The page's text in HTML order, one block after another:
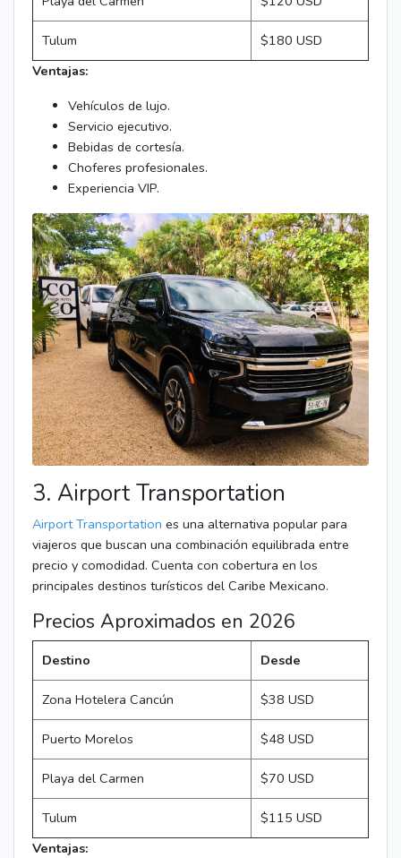
Tulum
$180 USD
Ventajas:
Vehículos de lujo.
Servicio ejecutivo.
Bebidas de cortesía.
Choferes profesionales.
Experiencia VIP.
3. Airport Transportation
Airport Transportation es una alternativa popular para
viajeros que buscan una combinación equilibrada entre
precio y comodidad. Cuenta con cobertura en los
principales destinos turísticos del Caribe Mexicano.
Precios Aproximados en 2026
Destino Desde
Zona Hotelera Cancún $38 USD
Puerto Morelos $48 USD
Playa del Carmen $70 USD
Tulum
$115 USD
Ventajas: